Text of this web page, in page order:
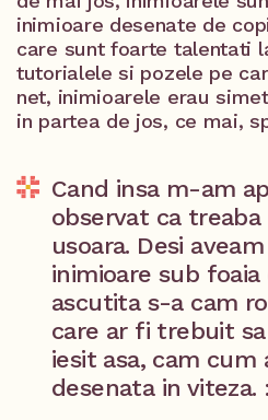
inimioare desenate de
care sunt foarte talentati
tutorialele si pozele pe
net, inimioarele erau
in partea de jos, ce mai,
Cand insa m-am
observat ca
usoara. Desi
inimioare sub
ascutita s-a cam
care ar fi trebuit
iesit asa, cam cum
desenata in viteza.